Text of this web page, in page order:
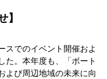
】
スでのイベント開催およ
た。本年度も、「ボート
よび周辺地域の未来に向